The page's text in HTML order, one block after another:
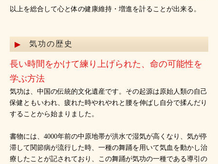
以上を総合して心と体の健康維持・増進を計ることが出来る。
気功の歴史
長い時間をかけて練り上げられた、命の可能性を
学ぶ方法
気功は、中国の伝統的文化遺産です。その起源は原始人類の自己
保健ともいわれ、疲れた時やれやれと腰を伸ばし自分で揉んだり
することから始まりました。
書物には、4000年前の中原地帯が洪水で湿気が高くなり、気が停
滞して関節病が流行した時、一種の舞踊を用いて気血を動かし治
療したことが記されており、この舞踊が気功の一種である導引の